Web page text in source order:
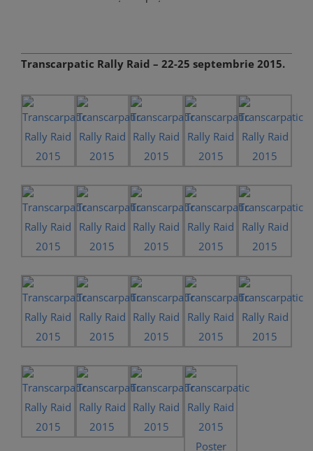
Transcarpatic Rally Raid – 22-25 septembrie 2015.